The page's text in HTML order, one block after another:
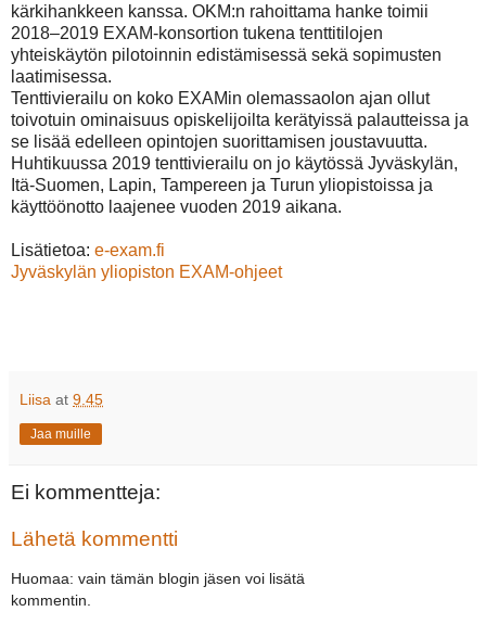
kärkihankkeen kanssa. OKM:n rahoittama hanke toimii
2018–2019 EXAM-konsortion tukena tenttitilojen
yhteiskäytön pilotoinnin edistämisessä sekä sopimusten
laatimisessa.
Tenttivierailu on koko EXAMin olemassaolon ajan ollut
toivotuin ominaisuus opiskelijoilta kerätyissä palautteissa ja
se lisää edelleen opintojen suorittamisen joustavuutta.
Huhtikuussa 2019 tenttivierailu on jo käytössä Jyväskylän,
Itä-Suomen, Lapin, Tampereen ja Turun yliopistoissa ja
käyttöönotto laajenee vuoden 2019 aikana.
Lisätietoa: e-exam.fi
Jyväskylän yliopiston EXAM-ohjeet
Liisa at 9.45
Jaa muille
Ei kommentteja:
Lähetä kommentti
Huomaa: vain tämän blogin jäsen voi lisätä
kommentin.